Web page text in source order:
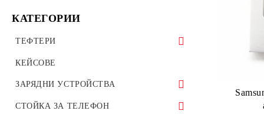
КАТЕГОРИИ
ТЕФТЕРИ
ТЕФТЕРИ ЗА ТАБЛЕТИ
УНИВЕРСАЛНИ КАЛЪФИ
КЕЙСОВЕ
ЗАРЯДНИ УСТРОЙСТВА
ЗАРЯДНИ ЗА ТЕЛЕФОН
СТОЙКА ЗА ТЕЛЕФОН